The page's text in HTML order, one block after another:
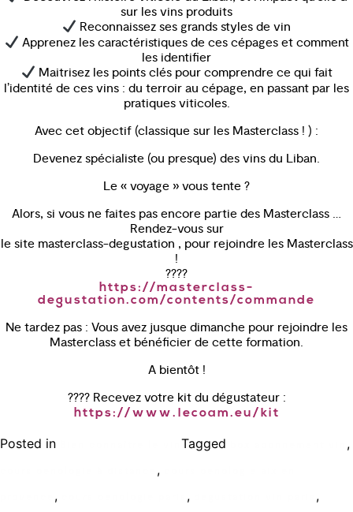
sur les vins produits
Reconnaissez ses grands styles de vin
Apprenez les caractéristiques de ces cépages et comment
les identifier
Maitrisez les points clés pour comprendre ce qui fait
l’identité de ces vins : du terroir au cépage, en passant par les
pratiques viticoles.
Avec cet objectif (classique sur les Masterclass ! ) :
Devenez spécialiste (ou presque) des vins du Liban.
Le « voyage » vous tente ?
Alors, si vous ne faites pas encore partie des Masterclass …
Rendez-vous sur
le site masterclass-degustation , pour rejoindre les Masterclass
!
????
https://masterclass-
degustation.com/contents/commande
Ne tardez pas : Vous avez jusque dimanche pour rejoindre les
Masterclass et bénéficier de cette formation.
A bientôt !
???? Recevez votre kit du dégustateur :
https://www.lecoam.eu/kit
Posted in Tagged ,
,
, , ,